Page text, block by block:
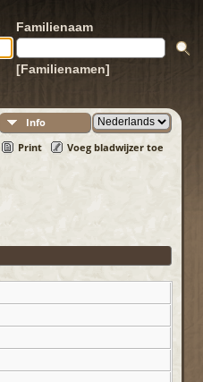
Familienaam
[Familienamen]
Info
Print Voeg bladwijzer toe